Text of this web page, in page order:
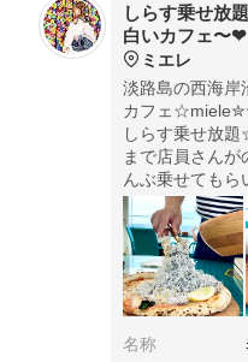
しらす乗せ放
白いカフェ〜❤︎
ミエレ
淡路島の西海岸
カフェ
しらす乗せ放
まで店員さん
んぶ乗せてもら
ァにてんこ盛り
味し〜い〜ʚ♡ɞ
コーです☆
名称